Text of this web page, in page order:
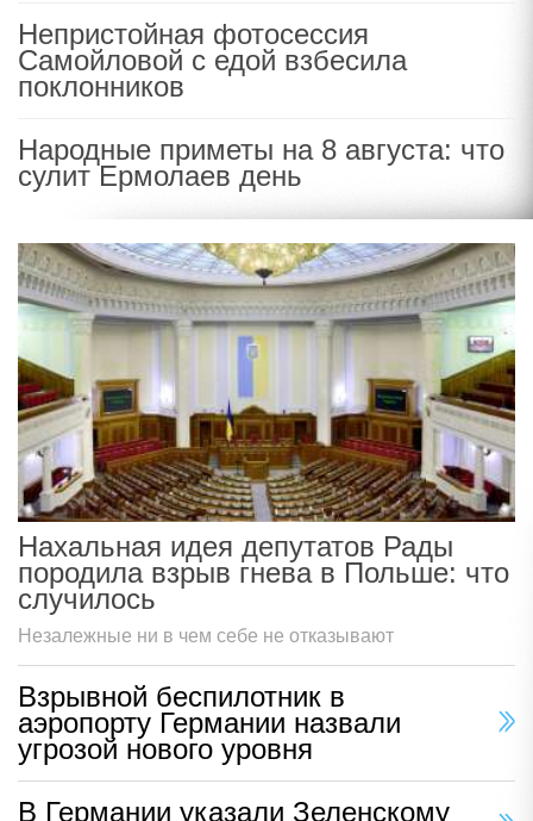
Непристойная фотосессия
Самойловой с едой взбесила
поклонников
Народные приметы на 8 августа: что
сулит Ермолаев день
Нахальная идея депутатов Рады
породила взрыв гнева в Польше: что
случилось
Незалежные ни в чем себе не отказывают
Взрывной беспилотник в
аэропорту Германии назвали
угрозой нового уровня
В Германии указали Зеленскому